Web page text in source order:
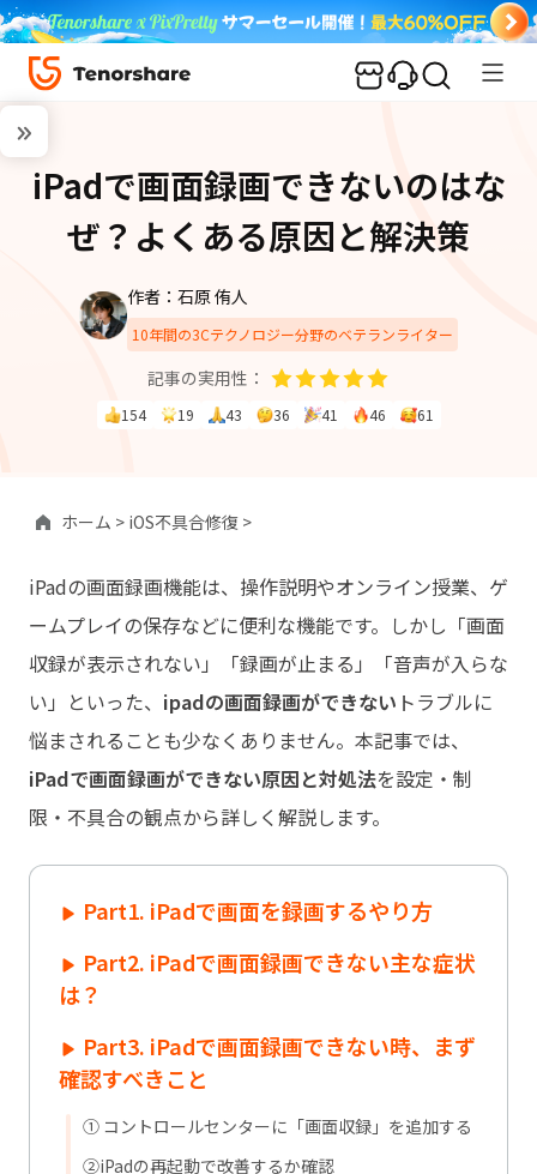
iPadで画面録画できないのはな
ぜ？よくある原因と解決策
作者：石原 侑人
10年間の3Cテクノロジー分野のベテランライター
記事の実用性：
154 19 43 36 41 46 61
ホーム > iOS不具合修復 >
iPadの画面録画機能は、操作説明やオンライン授業、ゲ
ームプレイの保存などに便利な機能です。しかし「画面
収録が表示されない」「録画が止まる」「音声が入らな
い」といった、 ipadの画面録画ができない トラブルに
悩まされることも少なくありません。本記事では、
iPadで画面録画ができない原因と対処法を設定・制
限・不具合の観点から詳しく解説します。
Part1. iPadで画面を録画するやり方
Part2. iPadで画面録画できない主な症状
は？
Part3. iPadで画面録画できない時、まず
確認すべきこと
① コントロールセンターに「画面収録」を追加する
②iPadの再起動で改善するか確認